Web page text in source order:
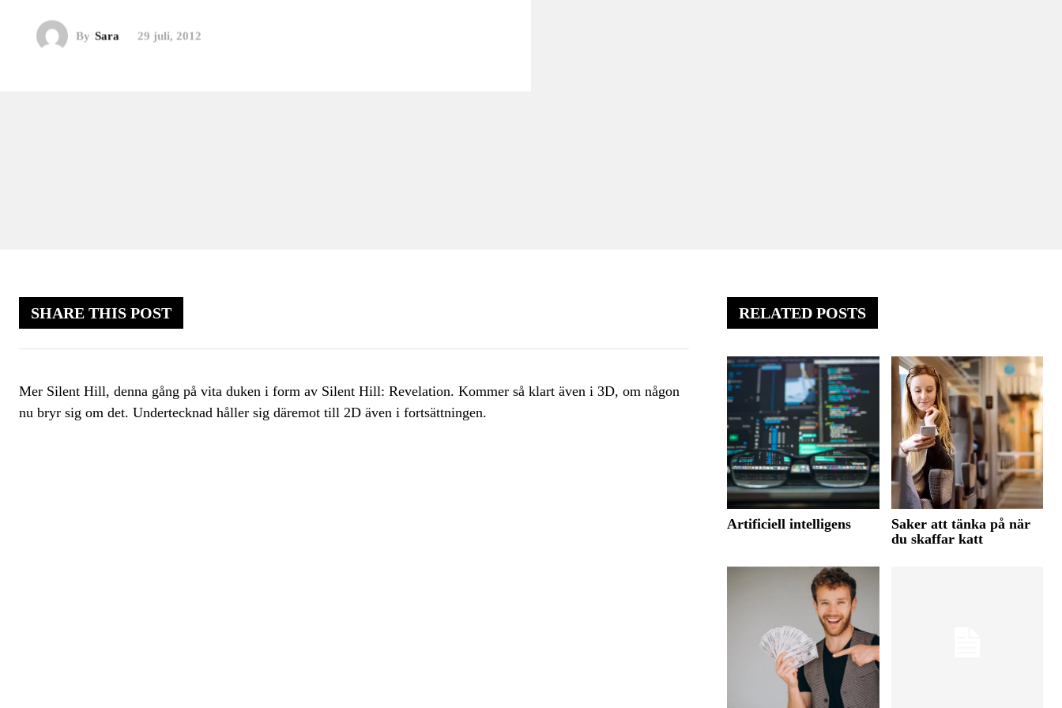
By Sara 29 juli, 2012
SHARE THIS POST
Mer Silent Hill, denna gång på vita duken i form av Silent Hill: Revelation. Kommer så klart även i 3D, om någon
nu bryr sig om det. Undertecknad håller sig däremot till 2D även i fortsättningen.
RELATED POSTS
Artificiell intelligens
Saker att tänka på när
du skaffar katt